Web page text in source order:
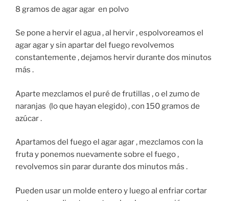
8 gramos de agar agar en polvo
Se pone a hervir el agua , al hervir , espolvoreamos el
agar agar y sin apartar del fuego revolvemos
constantemente , dejamos hervir durante dos minutos
más .
Aparte mezclamos el puré de frutillas , o el zumo de
naranjas (lo que hayan elegido) , con 150 gramos de
azúcar .
Apartamos del fuego el agar agar , mezclamos con la
fruta y ponemos nuevamente sobre el fuego ,
revolvemos sin parar durante dos minutos más .
Pueden usar un molde entero y luego al enfriar cortar